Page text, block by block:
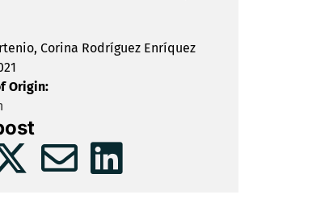
Corina Rodríguez Enríquez
Origin: